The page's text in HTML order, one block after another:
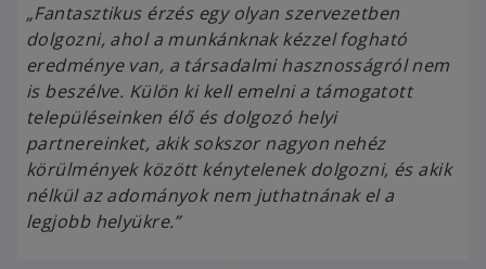
„Fantasztikus érzés egy olyan szervezetben
dolgozni, ahol a munkánknak kézzel fogható
eredménye van, a társadalmi hasznosságról nem
is beszélve. Külön ki kell emelni a támogatott
településeinken élő és dolgozó helyi
partnereinket, akik sokszor nagyon nehéz
körülmények között kénytelenek dolgozni, és akik
nélkül az adományok nem juthatnának el a
legjobb helyükre.”